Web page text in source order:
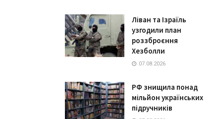
Ліван та Ізраїль
узгодили план
роззброєння
Хезболли
07.08.2026
РФ знищила понад
мільйон українських
підручників